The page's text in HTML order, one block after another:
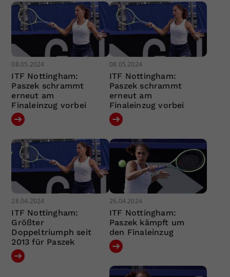
08.05.2024
ITF Nottingham:
Paszek schrammt
erneut am
Finaleinzug vorbei
08.05.2024
ITF Nottingham:
Paszek schrammt
erneut am
Finaleinzug vorbei
28.04.2024
ITF Nottingham:
Größter
Doppeltriumph seit
2013 für Paszek
26.04.2024
ITF Nottingham:
Paszek kämpft um
den Finaleinzug